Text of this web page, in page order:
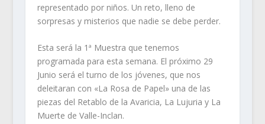
representado por niños. Un reto, lleno de
sorpresas y misterios que nadie se debe perder.
Esta será la 1ª Muestra que tenemos
programada para esta semana. El próximo 29
Junio será el turno de los jóvenes, que nos
deleitaran con «La Rosa de Papel» una de las
piezas del Retablo de la Avaricia, La Lujuria y La
Muerte de Valle-Inclan.